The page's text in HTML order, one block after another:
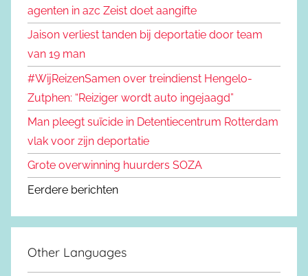
agenten in azc Zeist doet aangifte
Jaison verliest tanden bij deportatie door team
van 19 man
#WijReizenSamen over treindienst Hengelo-
Zutphen: “Reiziger wordt auto ingejaagd”
Man pleegt suïcide in Detentiecentrum Rotterdam
vlak voor zijn deportatie
Grote overwinning huurders SOZA
Eerdere berichten
Other Languages